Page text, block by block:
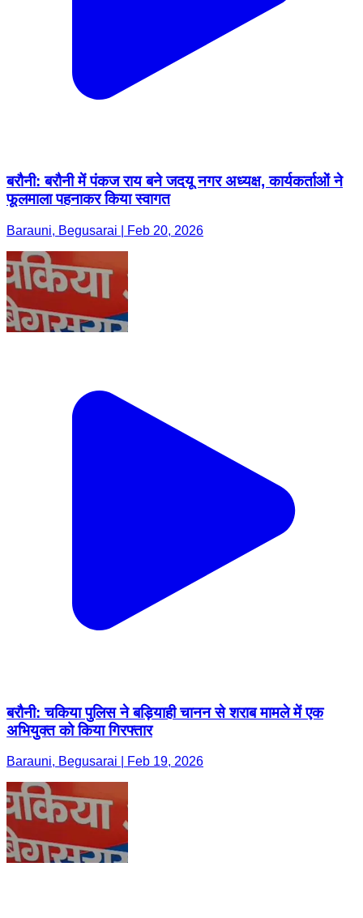
बरौनी: बरौनी में पंकज राय बने जदयू नगर अध्यक्ष, कार्यकर्ताओं ने
फूलमाला पहनाकर किया स्वागत
Barauni, Begusarai | Feb 20, 2026
बरौनी: चकिया पुलिस ने बड़ियाही चानन से शराब मामले में एक
अभियुक्त को किया गिरफ्तार
Barauni, Begusarai | Feb 19, 2026